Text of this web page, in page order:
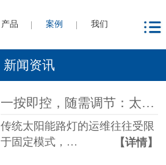
产品 案例 我们
新闻资讯
一按即控，随需调节：太阳能路灯的遥控控制优势
传统太阳能路灯的运维往往受限
于固定模式，…
【详情】